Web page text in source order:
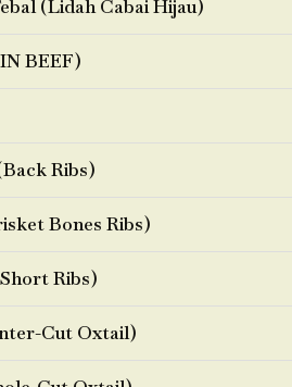
(Lidah Cabai Hijau)
BEEF)
Ribs)
Bones Ribs)
Ribs)
Cut Oxtail)